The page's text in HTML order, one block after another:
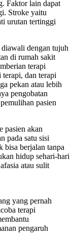
Faktor lain dapat
Stroke yaitu
urutan tertinggi
diawali dengan tujuh
di rumah sakit
terapi
dan terapi
pekan atau lebih
pengobatan
pasien
pasien akan
pada satu sisi
bisa berjalan tanpa
hidup sehari-hari
atau sulit
yang pernah
terapi
pengaruh